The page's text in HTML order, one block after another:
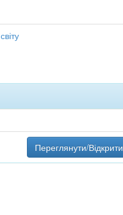
Переглянути/Відкрити